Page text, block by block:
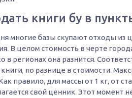
книги бу в
многие базы скупают отходы
В целом стоимость в черте
в регионах она разнится.
книги, по разнице в стоимости.
правило, для массы от 1 кг, от
свой ценник. Этот момент